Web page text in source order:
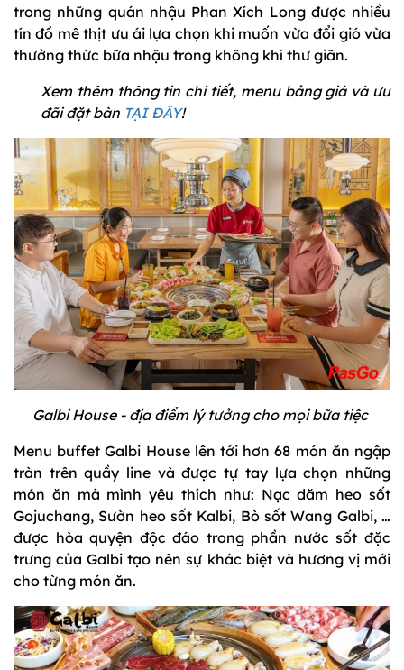
trong những quán nhậu Phan Xích Long được nhiều
tín đồ mê thịt ưu ái lựa chọn khi muốn vừa đổi gió vừa
thưởng thức bữa nhậu trong không khí thư giãn.
Xem thêm thông tin chi tiết, menu bảng giá và ưu
đãi đặt bàn TẠI ĐÂY!
Galbi House - địa điểm lý tưởng cho mọi bữa tiệc
Menu buffet Galbi House lên tới hơn 68 món ăn ngập
tràn trên quầy line và được tự tay lựa chọn những
món ăn mà mình yêu thích như: Nạc dăm heo sốt
Gojuchang, Sườn heo sốt Kalbi, Bò sốt Wang Galbi, …
được hòa quyện độc đáo trong phần nước sốt đặc
trưng của Galbi tạo nên sự khác biệt và hương vị mới
cho từng món ăn.